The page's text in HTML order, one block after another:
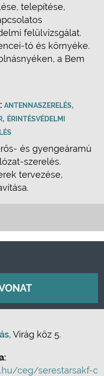
telepítése,
felülvizsgálat.
tó és környéke.
a Bem
ANTENNASZERELÉS,
, ÉRINTÉSVÉDELMI
és gyengeáramú
szerelés.
tervezése,
, Virág köz 5.
ceg/serestarsakf-c